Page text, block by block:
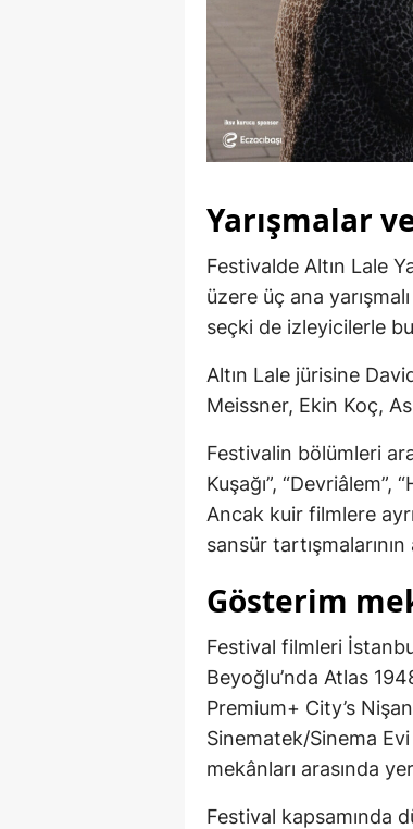
Yarışmalar
Festivalde Altın Lale
üzere üç ana
seçki de izleyicilerle
Altın Lale jürisine
Meissner, Ekin Koç,
Festivalin bölümleri
Kuşağı”,
Ancak kuir filmlere
sansür
Gösterim
Festival filmleri
Beyoğlu’nda Atlas
Premium+ City’s
Sinematek/Sinema
mekânları arasında
Festival kapsamında